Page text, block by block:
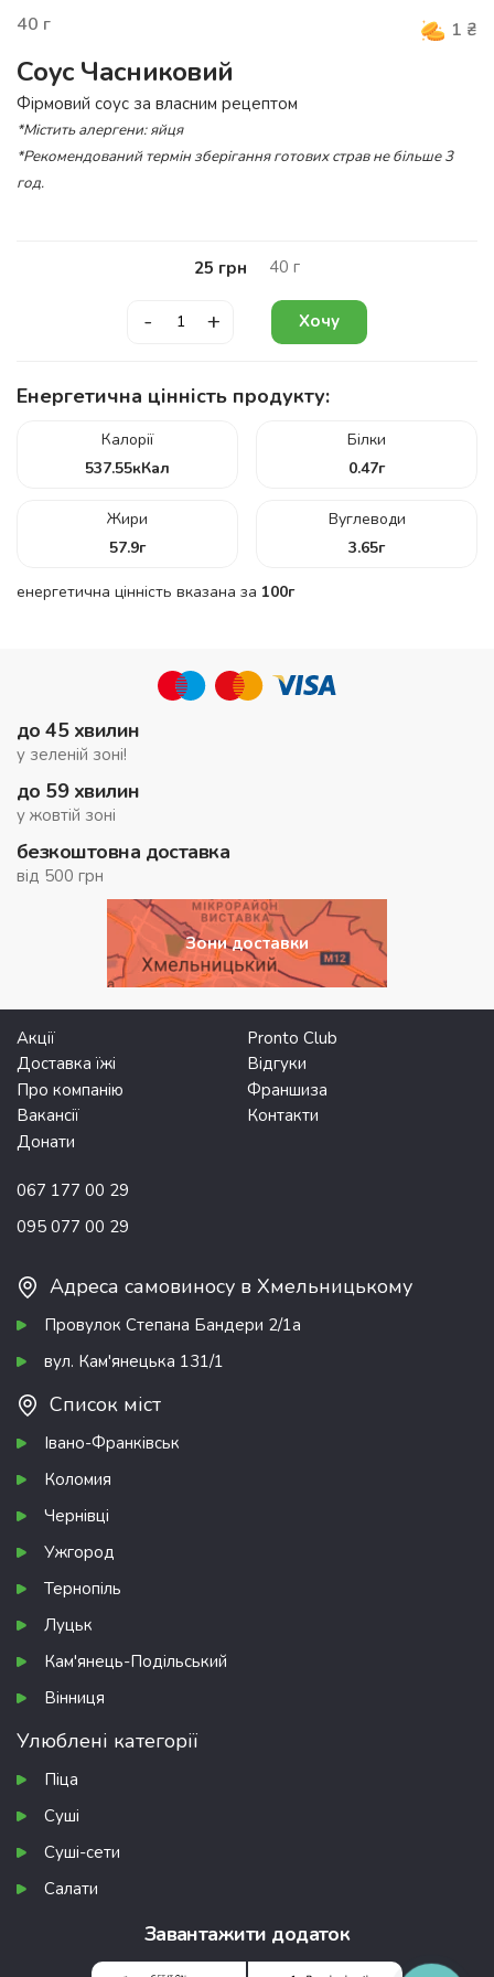
40 г 1 ₴
Соус Часниковий
Фірмовий соус за власним рецептом
*Містить алергени: яйця
*Рекомендований термін зберігання готових страв не більше 3
год.
25 грн 40 г
- + Хочу
Енергетична цінність продукту:
Калорії
537.55кКал
Білки
0.47г
Жири
57.9г
Вуглеводи
3.65г
енергетична цінність вказана за 100г
до 45 хвилин
у зеленій зоні!
до 59 хвилин
у жовтій зоні
безкоштовна доставка
від 500 грн
Зони доставки
Акції
Pronto Club
Доставка їжі
Відгуки
Про компанію
Франшиза
Вакансії
Контакти
Донати
067 177 00 29
095 077 00 29
Адреса самовиносу в Хмельницькому
Провулок Степана Бандери 2/1а
вул. Кам'янецька 131/1
Список міст
Івано-Франківськ
Коломия
Чернівці
Ужгород
Тернопіль
Луцьк
Кам'янець-Подільський
Вінниця
Улюблені категорії
Піца
Суші
Суші-сети
Салати
Завантажити додаток